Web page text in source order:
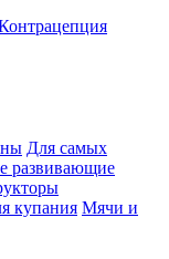
Для самых
развивающие
купания Мячи и